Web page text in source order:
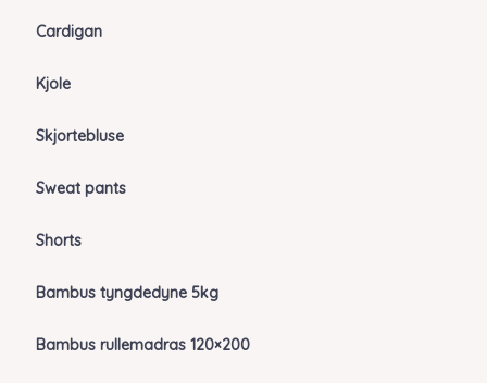
Cardigan
Kjole
Skjortebluse
Sweat pants
Shorts
Bambus tyngdedyne 5kg
Bambus rullemadras 120×200